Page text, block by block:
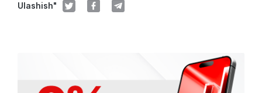
Ulashish"